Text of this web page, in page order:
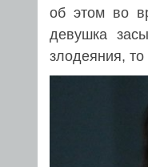
об этом во
девушка
злодеяния,